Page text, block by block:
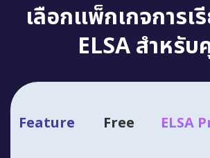
เลือกแพ็กเกจการเ
ELSA สำหรั
Feature Free ELSA